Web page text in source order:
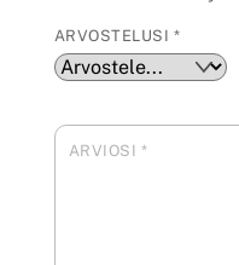
ARVOSTELUSI *
ARVIOSI *